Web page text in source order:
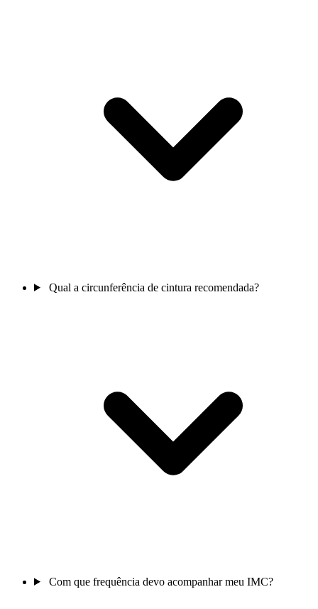
Qual a circunferência de cintura recomendada?
Com que frequência devo acompanhar meu IMC?